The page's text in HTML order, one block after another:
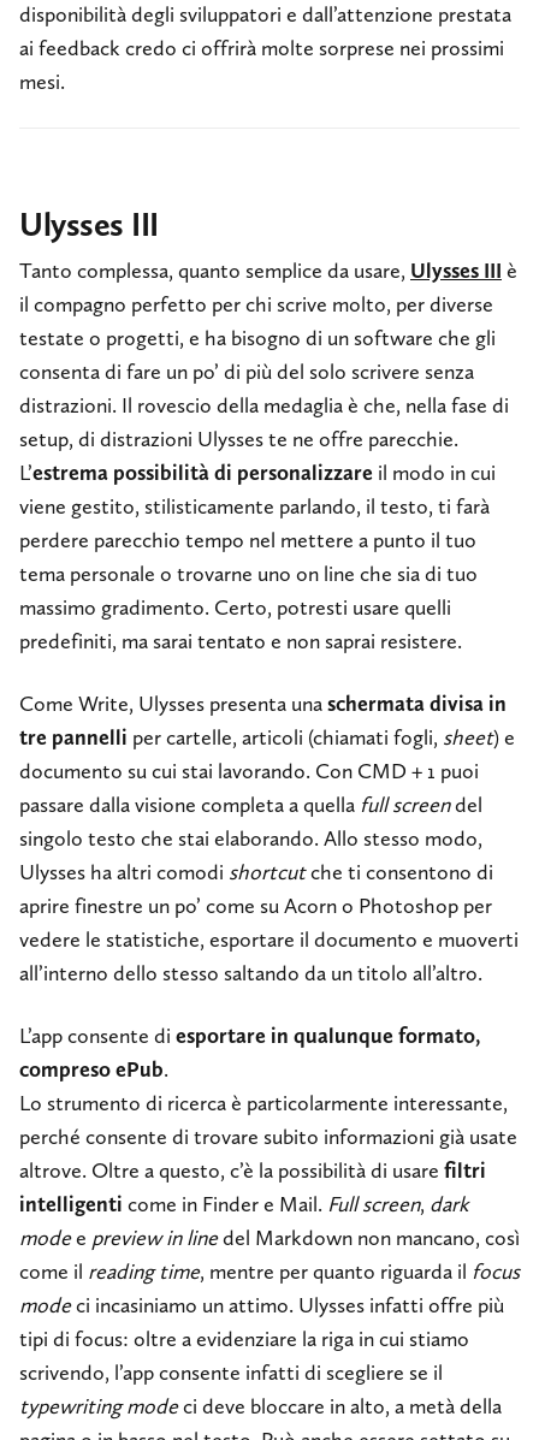
disponibilità degli sviluppatori e dall’attenzione prestata
ai feedback credo ci offrirà molte sorprese nei prossimi
mesi.
Ulysses III
Tanto complessa, quanto semplice da usare, Ulysses III è
il compagno perfetto per chi scrive molto, per diverse
testate o progetti, e ha bisogno di un software che gli
consenta di fare un po’ di più del solo scrivere senza
distrazioni. Il rovescio della medaglia è che, nella fase di
setup, di distrazioni Ulysses te ne offre parecchie.
L’estrema possibilità di personalizzare il modo in cui
viene gestito, stilisticamente parlando, il testo, ti farà
perdere parecchio tempo nel mettere a punto il tuo
tema personale o trovarne uno on line che sia di tuo
massimo gradimento. Certo, potresti usare quelli
predefiniti, ma sarai tentato e non saprai resistere.
Come Write, Ulysses presenta unaschermata divisa in
tre pannelli per cartelle, articoli (chiamati fogli, sheet) e
documento su cui stai lavorando. Con CMD + 1 puoi
passare dalla visione completa a quella full screendel
singolo testo che stai elaborando. Allo stesso modo,
Ulysses ha altri comodi shortcutche ti consentono di
aprire finestre un po’ come su Acorn o Photoshop per
vedere le statistiche, esportare il documento e muoverti
all’interno dello stesso saltando da un titolo all’altro.
L’app consente di esportare in qualunque formato,
compreso ePub.
Lo strumento di ricerca è particolarmente interessante,
perché consente di trovare subito informazioni già usate
altrove. Oltre a questo, c’è la possibilità di usare filtri
intelligenti come in Finder e Mail. Full screen, dark
modee preview in linedel Markdown non mancano, così
come il reading time, mentre per quanto riguarda il focus
modeci incasiniamo un attimo. Ulysses infatti offre più
tipi di focus: oltre a evidenziare la riga in cui stiamo
scrivendo, l’app consente infatti di scegliere se il
typewriting modeci deve bloccare in alto, a metà della